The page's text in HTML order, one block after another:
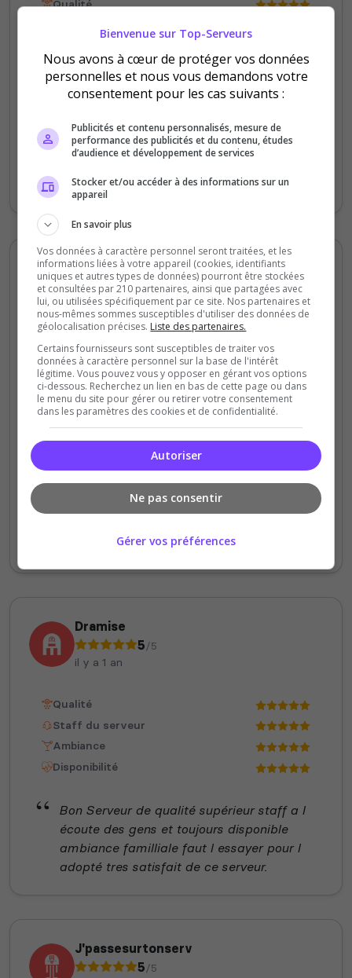
Qualité
Disponibilité
Nombreux en voc discord pour s'amuser et
se taquiner. 0 toxicité permise. Un régal
femmes. A tester!!!
Shokychoc
5/5
il y a 1 an
Qualité
Staff du serveur
Ambiance
Disponibilité
Serveur généreux avec un
accompagnement sincère des staffs et
vétérans du serveur. merci pour mon
premier vol en avion, j'ai vu la map sous un
Dramise
5/5
il y a 1 an
Qualité
Staff du serveur
Ambiance
Disponibilité
Bon Serveur de qualité supérieur staff a l
écoute des gens et toujours disponible
ambiance familliale faut l essayer pour l
adopté tres satisfait de ce serveur.
J'passesurtonserv
5/5
Bienvenue sur Top-Serveurs
Nous avons à cœur de protéger vos données
personnelles et nous vous demandons votre
consentement pour les cas suivants :
Publicités et contenu personnalisés, mesure de
performance des publicités et du contenu, études
d’audience et développement de services
Stocker et/ou accéder à des informations sur un
appareil
En savoir plus
Vos données à caractère personnel seront traitées, et les
informations liées à votre appareil (cookies, identifiants
uniques et autres types de données) pourront être stockées
et consultées par 210 partenaires, ainsi que partagées avec
lui, ou utilisées spécifiquement par ce site. Nos partenaires et
nous-mêmes sommes susceptibles d'utiliser des données de
géolocalisation précises. Liste des partenaires.
Certains fournisseurs sont susceptibles de traiter vos
données à caractère personnel sur la base de l'intérêt
légitime. Vous pouvez vous y opposer en gérant vos options
ci-dessous. Recherchez un lien en bas de cette page ou dans
le menu du site pour gérer ou retirer votre consentement
dans les paramètres des cookies et de confidentialité.
Autoriser
Ne pas consentir
Gérer vos préférences